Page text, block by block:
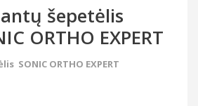
šepetėlis
ORTHO EXPERT
SONIC ORTHO EXPERT